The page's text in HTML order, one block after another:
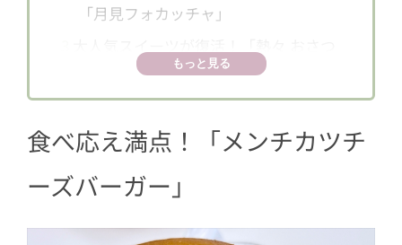
「月見フォカッチャ」
ボール」
もっと見る
食べ応え満点！「メンチカツチ
ーズバーガー」